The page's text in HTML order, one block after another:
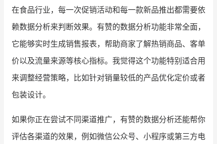
在食品行业，每一次促销活动和每一款新品推出都需要依
赖数据分析来判断效果。有赞的数据分析功能非常全面，
它能够实时生成销售报表，帮助商家了解热销商品、客单
价以及流量来源等核心指标。我觉得这个功能特别适合用
来调整经营策略，比如针对销量较低的产品优化定价或者
包装设计。
如果你正在尝试不同渠道推广，有赞的数据分析还能帮你
评估各渠道的效果，例如微信公众号、小程序或第三方电